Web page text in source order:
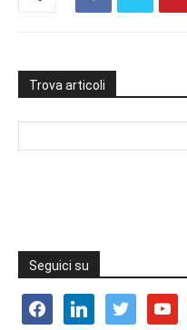
Trova articoli
Seguici su
facebooklinkedin twitter youtube